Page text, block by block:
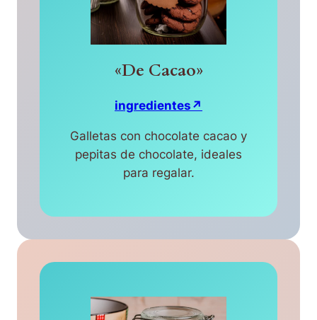
«De Cacao»
ingredientes↗
Galletas con chocolate cacao y
pepitas de chocolate, ideales
para regalar.